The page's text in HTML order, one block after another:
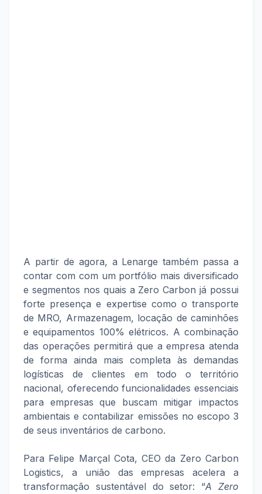
A partir de agora, a Lenarge também passa a
contar com com um portfólio mais diversificado
e segmentos nos quais a Zero Carbon já possui
forte presença e expertise como o transporte
de MRO, Armazenagem, locação de caminhões
e equipamentos 100% elétricos. A combinação
das operações permitirá que a empresa atenda
de forma ainda mais completa às demandas
logísticas de clientes em todo o território
nacional, oferecendo funcionalidades essenciais
para empresas que buscam mitigar impactos
ambientais e contabilizar emissões no escopo 3
de seus inventários de carbono.
Para Felipe Marçal Cota, CEO da Zero Carbon
Logistics, a união das empresas acelera a
transformação sustentável do setor: “A Zero